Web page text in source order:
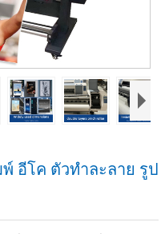
อีโค ตัวทำละลาย รูป